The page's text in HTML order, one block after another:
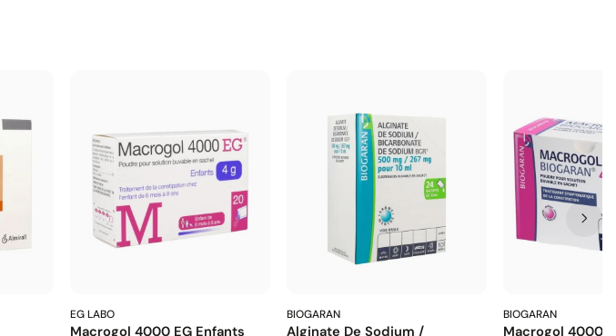
EG LABO
Macrogol 4000 EG Enfants
BIOGARAN
Alginate De Sodium /
BIOGARAN
Macrogol 4000